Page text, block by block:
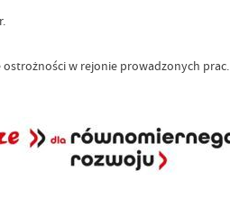
w rejonie prowadzonych prac.